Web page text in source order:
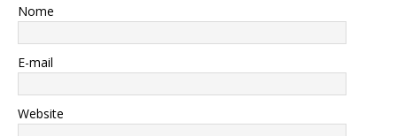
Nome
E-mail
Website